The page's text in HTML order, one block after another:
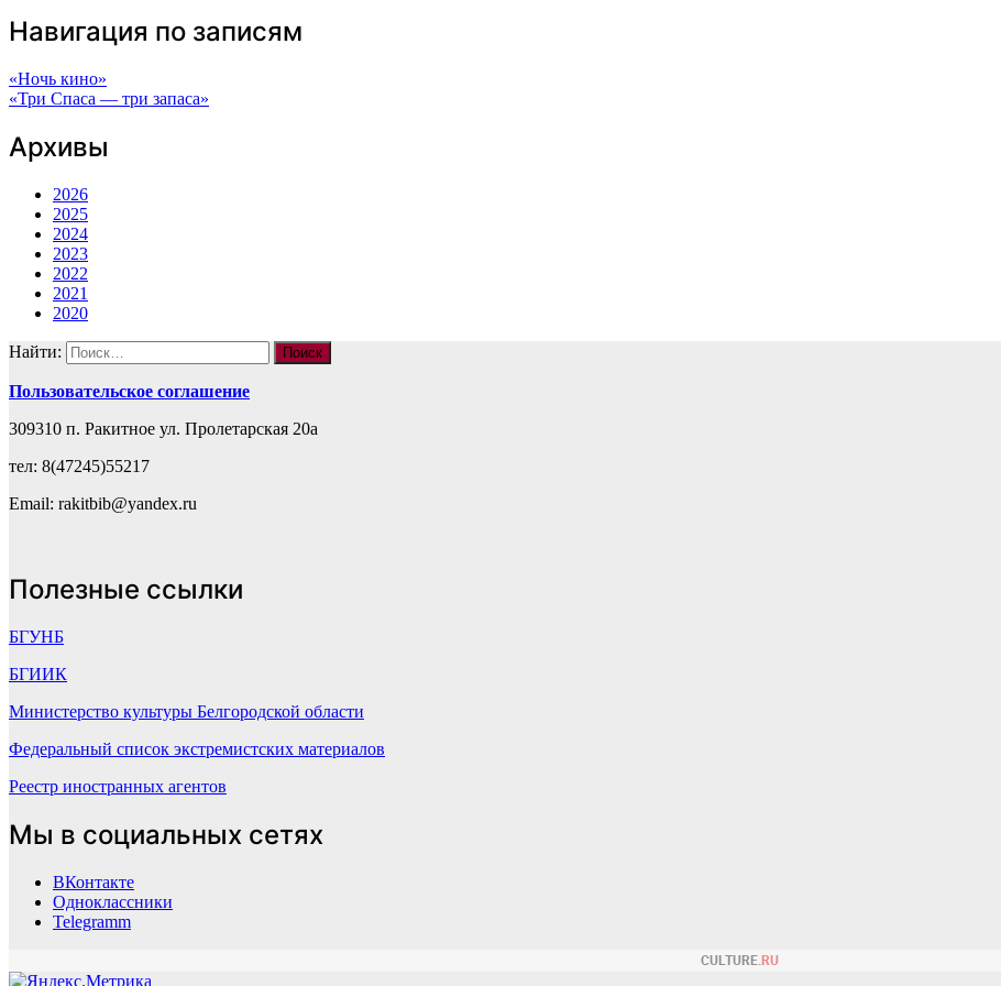
Навигация по записям
«Ночь кино»
«Три Спаса — три запаса»
Архивы
2026
2025
2024
2023
2022
2021
2020
Найти:
Пользовательское соглашение
309310 п. Ракитное ул. Пролетарская 20а
тел: 8(47245)55217
Email: rakitbib@yandex.ru
Полезные ссылки
БГУНБ
БГИИК
Министерство культуры Белгородской области
Федеральный список экстремистских материалов
Реестр иностранных агентов
Мы в социальных сетях
ВКонтакте
Одноклассники
Telegramm